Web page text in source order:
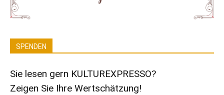
SPENDEN
Sie lesen gern KULTUREXPRESSO?
Zeigen Sie Ihre Wertschätzung!